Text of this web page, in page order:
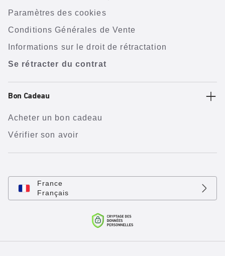
Paramètres des cookies
Conditions Générales de Vente
Informations sur le droit de rétractation
Se rétracter du contrat
Bon Cadeau
Acheter un bon cadeau
Vérifier son avoir
France
Français